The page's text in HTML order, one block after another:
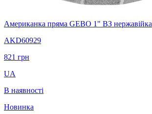
Американка пряма GEBO 1" ВЗ нержавійка
AKD60929
821 грн
UA
В наявності
Новинка